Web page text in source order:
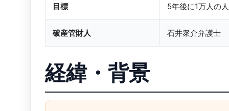
目標 5年後に1万人の
破産管財人 石井衆介弁護士
経緯・背景